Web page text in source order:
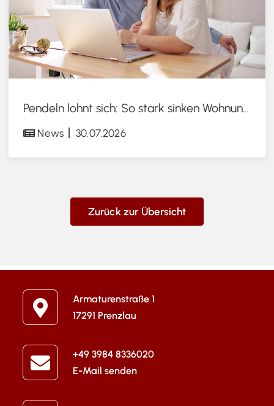
Pendeln lohnt sich: So stark sinken Wohnungspreise im Umland
News 30.07.2026
Zurück zur Übersicht
Armaturenstraße 1
17291 Prenzlau
+49 3984 8336020
E-Mail senden